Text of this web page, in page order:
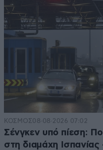
ΚΟΣΜΟΣ08·08·2026 07:02
Σένγκεν υπό πίεση:
στη διαμάχη Ισπανίας